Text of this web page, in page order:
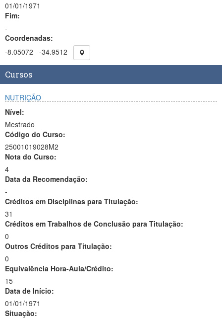
01/01/1971
Fim:
-
Coordenadas:
-8.05072
-34.9512
Cursos
NUTRIÇÃO
Nível:
Mestrado
Código do Curso:
25001019028M2
Nota do Curso:
4
Data da Recomendação:
-
Créditos em Disciplinas para Titulação:
31
Créditos em Trabalhos de Conclusão para Titulação:
0
Outros Créditos para Titulação:
0
Equivalência Hora-Aula/Crédito:
15
Data de Início:
01/01/1971
Situação: